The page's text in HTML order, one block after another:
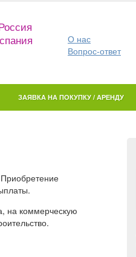
О нас
Вопрос-ответ
ЗАЯВКА НА ПОКУПКУ / АРЕНДУ
на коммерческую